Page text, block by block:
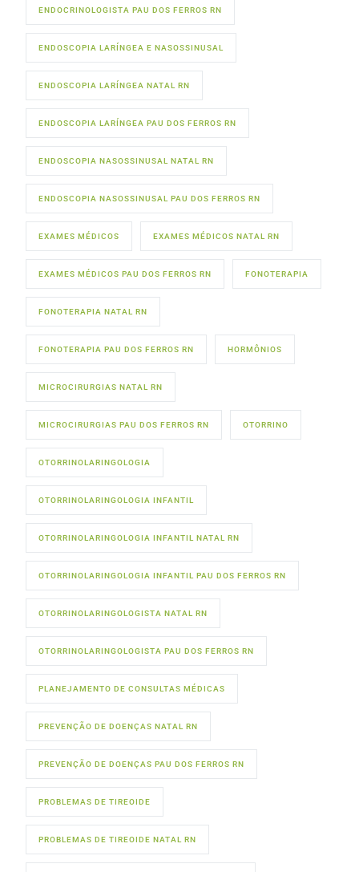
ENDOCRINOLOGISTA PAU DOS FERROS RN
ENDOSCOPIA LARÍNGEA E NASOSSINUSAL
ENDOSCOPIA LARÍNGEA NATAL RN
ENDOSCOPIA LARÍNGEA PAU DOS FERROS RN
ENDOSCOPIA NASOSSINUSAL NATAL RN
ENDOSCOPIA NASOSSINUSAL PAU DOS FERROS RN
EXAMES MÉDICOS EXAMES MÉDICOS NATAL RN
EXAMES MÉDICOS PAU DOS FERROS RN FONOTERAPIA
FONOTERAPIA NATAL RN
FONOTERAPIA PAU DOS FERROS RN HORMÔNIOS
MICROCIRURGIAS NATAL RN
MICROCIRURGIAS PAU DOS FERROS RN OTORRINO
OTORRINOLARINGOLOGIA
OTORRINOLARINGOLOGIA INFANTIL
OTORRINOLARINGOLOGIA INFANTIL NATAL RN
OTORRINOLARINGOLOGIA INFANTIL PAU DOS FERROS RN
OTORRINOLARINGOLOGISTA NATAL RN
OTORRINOLARINGOLOGISTA PAU DOS FERROS RN
PLANEJAMENTO DE CONSULTAS MÉDICAS
PREVENÇÃO DE DOENÇAS NATAL RN
PREVENÇÃO DE DOENÇAS PAU DOS FERROS RN
PROBLEMAS DE TIREOIDE
PROBLEMAS DE TIREOIDE NATAL RN